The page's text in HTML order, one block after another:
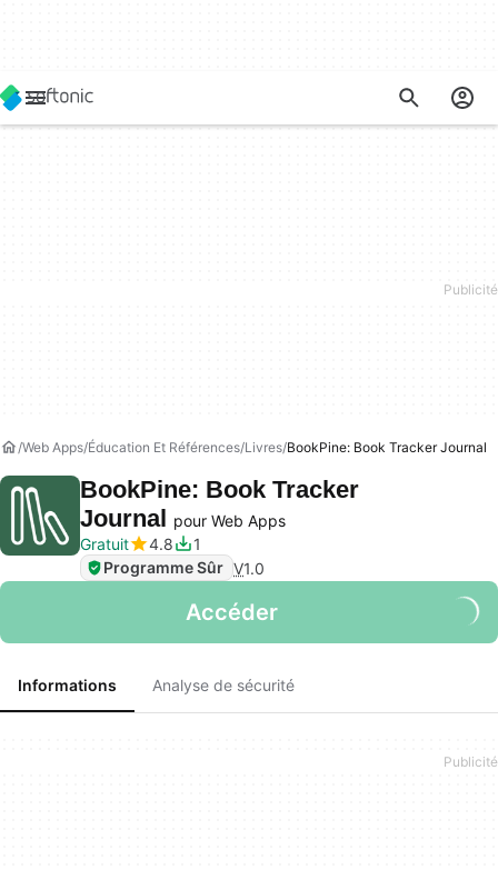
Web Apps Éducation Et Références Livres BookPine: Book Tracker Journal
BookPine: Book Tracker
Journal pour Web Apps
Gratuit
4.8
1
Programme Sûr V1.0
Accéder
Informations Analyse de sécurité